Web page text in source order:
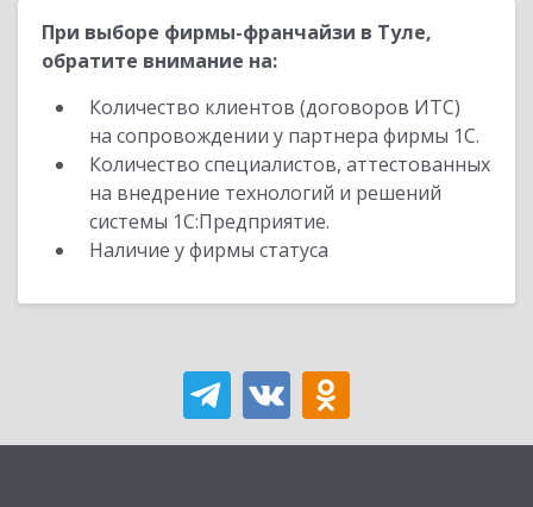
При выборе фирмы-франчайзи в Туле,
обратите внимание на:
Количество клиентов (договоров ИТС)
на сопровождении у партнера фирмы 1С.
Количество специалистов, аттестованных
на внедрение технологий и решений
системы 1С:Предприятие.
Наличие у фирмы статуса